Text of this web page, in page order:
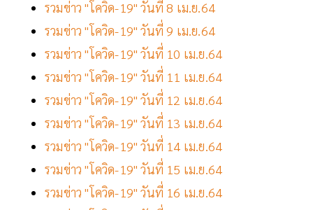
รวมข่าว "โควิด-19" วันที่ 8 เม.ย.64
รวมข่าว "โควิด-19" วันที่ 9 เม.ย.64
รวมข่าว "โควิด-19" วันที่ 10 เม.ย.64
รวมข่าว "โควิด-19" วันที่ 11 เม.ย.64
รวมข่าว "โควิด-19" วันที่ 12 เม.ย.64
รวมข่าว "โควิด-19" วันที่ 13 เม.ย.64
รวมข่าว "โควิด-19" วันที่ 14 เม.ย.64
รวมข่าว "โควิด-19" วันที่ 15 เม.ย.64
รวมข่าว "โควิด-19" วันที่ 16 เม.ย.64